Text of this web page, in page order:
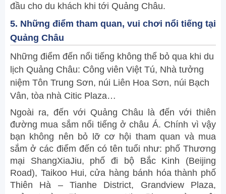
đầu cho du khách khi tới Quảng Châu.
5. Những điểm tham quan, vui chơi nổi tiếng tại
Quảng Châu
Những điểm đến nổi tiếng không thể bỏ qua khi du
lịch Quảng Châu: Công viên Việt Tú, Nhà tưởng
niệm Tôn Trung Sơn, núi Liên Hoa Sơn, núi Bạch
Vân, tòa nhà Citic Plaza…
Ngoài ra, đến với Quảng Châu là đến với thiên
đường mua sắm nổi tiếng ở châu Á. Chính vì vậy
bạn không nên bỏ lỡ cơ hội tham quan và mua
sắm ở các điểm đến có tên tuổi như: phố Thương
mại ShangXiaJiu, phố đi bộ Bắc Kinh (Beijing
Road), Taikoo Hui, cửa hàng bánh hóa thành phố
Thiên Hà – Tianhe District, Grandview Plaza,